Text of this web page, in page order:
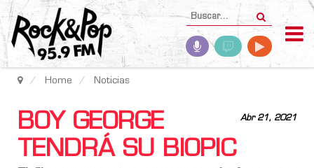
Home Noticias
Abr 21, 2021
BOY GEORGE
TENDRÁ SU BIOPIC